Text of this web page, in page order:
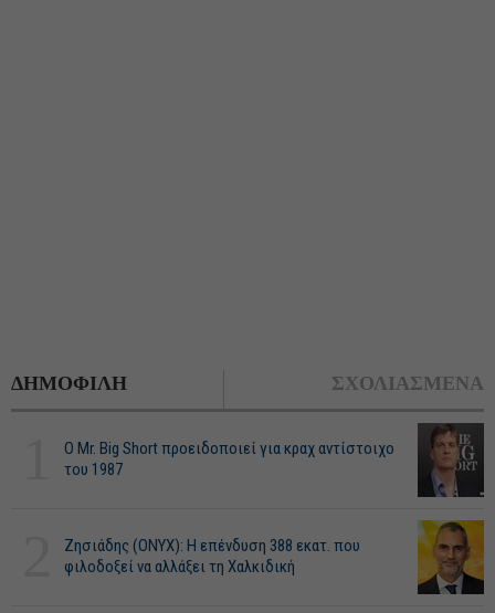
ΔΗΜΟΦΙΛΗ ΣΧΟΛΙΑΣΜΕΝΑ
O Mr. Big Short προειδοποιεί για κραχ αντίστοιχο
του 1987
Ζησιάδης (ONYX): Η επένδυση 388 εκατ. που
φιλοδοξεί να αλλάξει τη Χαλκιδική